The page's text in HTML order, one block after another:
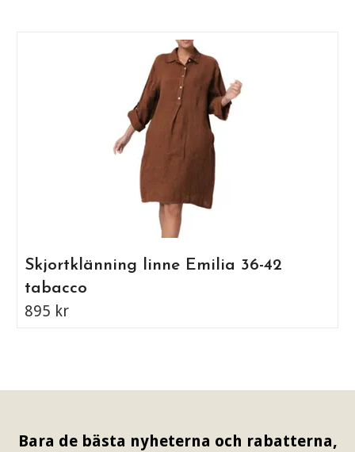
Skjortklänning linne Emilia 36-42
tabacco
895 kr
Bara de bästa nyheterna och rabatterna,